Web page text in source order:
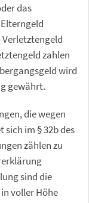
das
zahlen
wird
gewährt.
die wegen
im § 32b des
zählen zu
sind die
voller Höhe